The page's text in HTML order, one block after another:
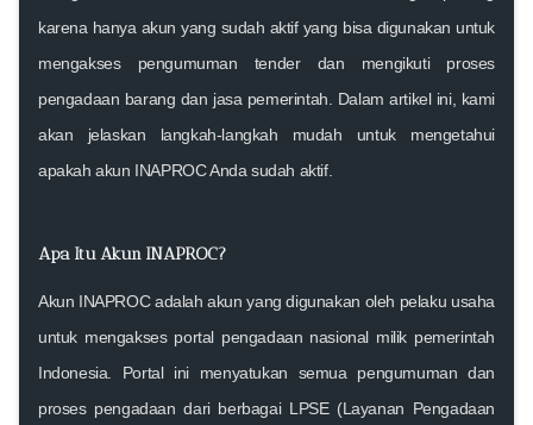
karena hanya akun yang sudah aktifyang bisa digunakan untuk
mengakses pengumuman tender dan mengikuti proses
pengadaan barang dan jasa pemerintah . Dalam artikel ini, kami
akan jelaskan langkah-langkah mudah untuk mengetahui
apakah akun INAPROC Anda sudah aktif.
Apa Itu Akun INAPROC?
Akun INAPROC adalah akun yang digunakan oleh pelaku usaha
untuk mengakses portal pengadaan nasional milik pemerintah
Indonesia . Portal ini menyatukan semua pengumuman dan
proses pengadaan dari berbagai LPSE (Layanan Pengadaan